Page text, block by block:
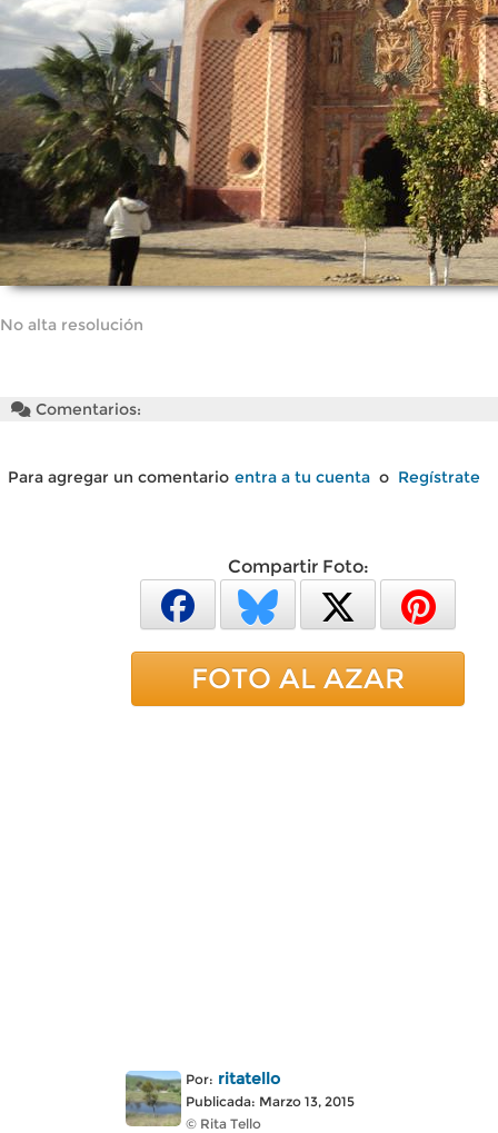
No alta resolución
Comentarios:
Para agregar un comentario entra a tu cuenta o Regístrate
Compartir Foto:
FOTO AL AZAR
Por: ritatello
Publicada: Marzo 13, 2015
© Rita Tello